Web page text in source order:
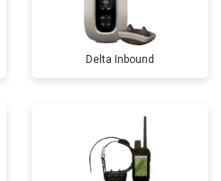
Delta Inbound